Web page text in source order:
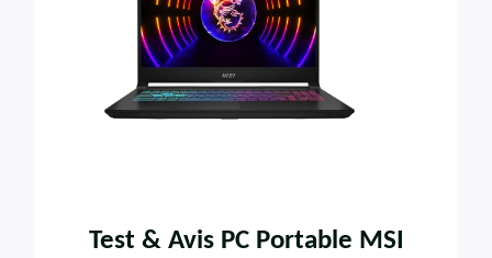
Test & Avis PC Portable MSI